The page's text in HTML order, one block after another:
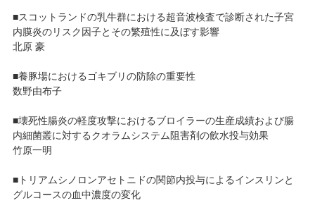
■スコットランドの乳牛群における超音波検査で診断された子宮
内膜炎のリスク因子とその繁殖性に及ぼす影響
北原 豪
■養豚場におけるゴキブリの防除の重要性
数野由布子
■壊死性腸炎の軽度攻撃におけるブロイラーの生産成績および腸
内細菌叢に対するクオラムシステム阻害剤の飲水投与効果
竹原一明
■トリアムシノロンアセトニドの関節内投与によるインスリンと
グルコースの血中濃度の変化